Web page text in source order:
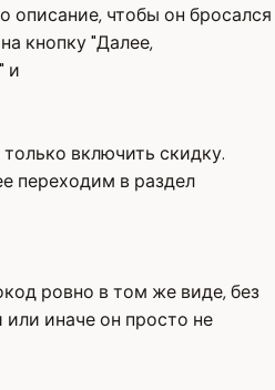
описание, чтобы он бросался
кнопку "Далее,
и
включить скидку.
переходим в раздел
ровно в том же виде, без
иначе он просто не